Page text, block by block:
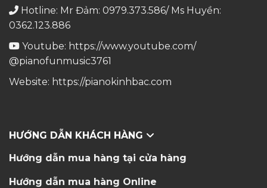
Hotline: Mr Đảm: 0979.373.586/ Ms Huyền:
0362.123.886
Youtube: https://www.youtube.com/
@pianofunmusic3761
Website: https://pianokinhbac.com
HƯỚNG DẪN KHÁCH HÀNG
Hướng dẫn mua hàng tại cửa hàng
Hướng dẫn mua hàng Online